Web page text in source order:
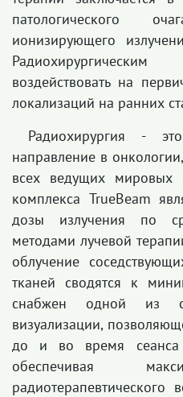
патологического
ионизирующего
воздействовать на
локализаций на ранних
Радиохирургия -
направление в
всех ведущих мировых
комплекса TrueBeam
дозы излучения по
методами лучевой
облучение
тканей сводятся к
снабжен одной из
визуализации,
до и во время сеанса
обеспечивая
радиотерапевтического